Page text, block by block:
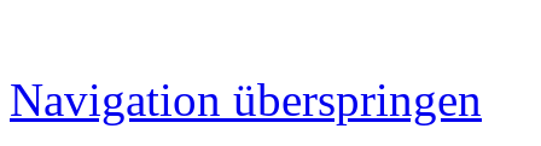
Navigation überspringen